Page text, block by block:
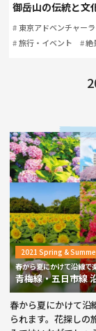
御岳山の伝統と文
東京アドベンチャー
旅行・イベント
絶
2021 Spring &
春から夏にかけて沿線で
青梅線・五日市線
春から夏にかけて沿
られます。花探しの